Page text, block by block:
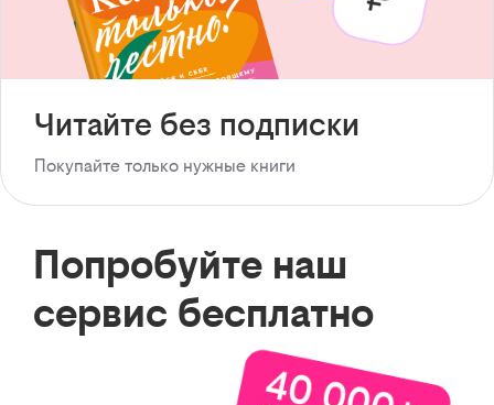
Читайте без подписки
Покупайте только нужные книги
Попробуйте наш
сервис бесплатно